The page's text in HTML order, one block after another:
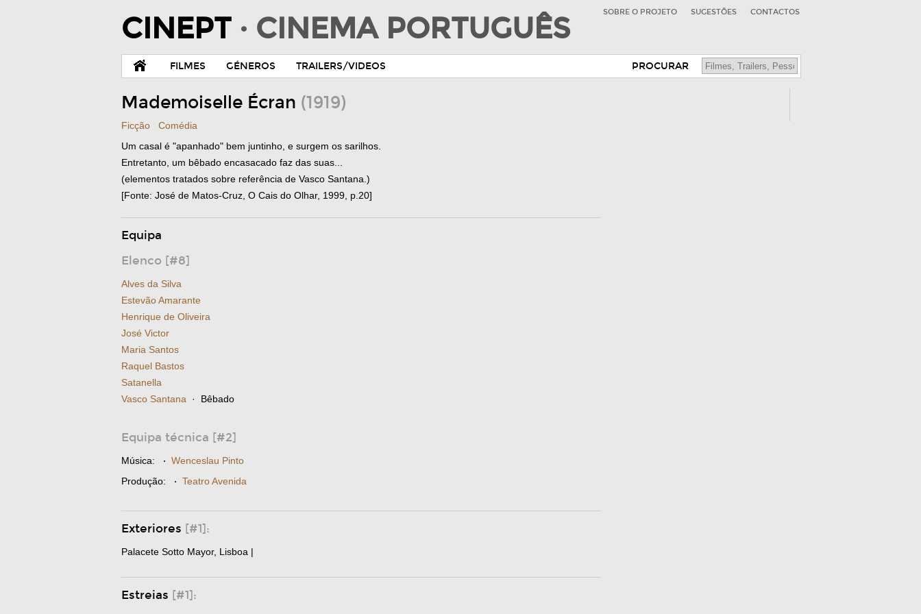
CINEPT · CINEMA PORTUGUÊS SOBRE O PROJETO SUGESTÕES CONTACTOS
FILMES GÉNEROS TRAILERS/VIDEOS PROCURAR
Mademoiselle Écran (1919)
Ficção
Comédia
Um casal é "apanhado" bem juntinho, e surgem os sarilhos.
Entretanto, um bêbado encasacado faz das suas...
(elementos tratados sobre referência de Vasco Santana.)
[Fonte: José de Matos-Cruz, O Cais do Olhar, 1999, p.20]
Equipa
Elenco [#8]
Alves da Silva
Estevão Amarante
Henrique de Oliveira
José Victor
Maria Santos
Raquel Bastos
Satanella
Vasco Santana · Bêbado
Equipa técnica [#2]
Música: · Wenceslau Pinto
Produção: · Teatro Avenida
Exteriores [#1]:
Palacete Sotto Mayor, Lisboa |
Estreias [#1]: